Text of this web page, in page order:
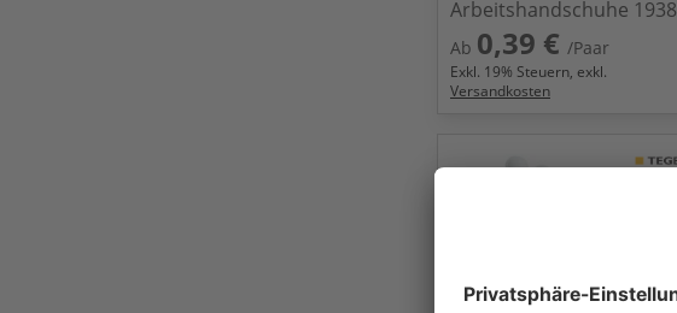
Arbeitshandschuhe 1938
Ab 0,39 € /Paar
Exkl. 19% Steuern, exkl.
Versandkosten